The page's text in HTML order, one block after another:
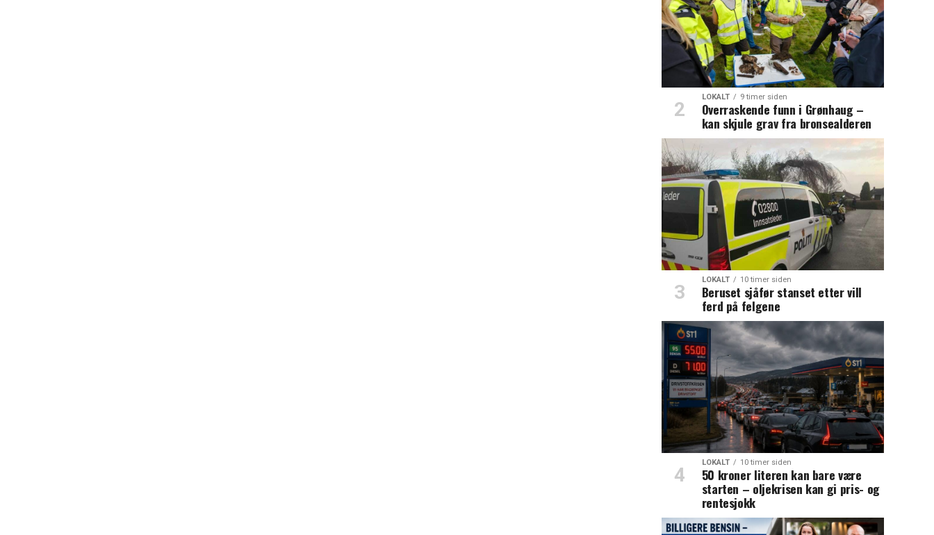
LOKALT 9 timer siden
Overraskende funn i Grønhaug –
kan skjule grav fra bronsealderen
LOKALT 10 timer siden
Beruset sjåfør stanset etter vill
ferd på felgene
LOKALT 10 timer siden
50 kroner literen kan bare være
starten – oljekrisen kan gi pris- og
rentesjokk